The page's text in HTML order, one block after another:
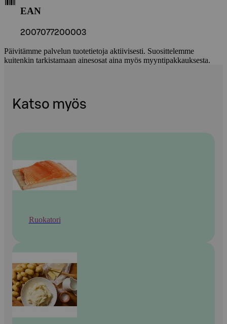
EAN
2007077200003
Päivitämme palvelun tuotetietoja aktiivisesti. Suosittelemme
kuitenkin tarkistamaan ainesosat aina myös myyntipakkauksesta.
Katso myös
Ruokatori